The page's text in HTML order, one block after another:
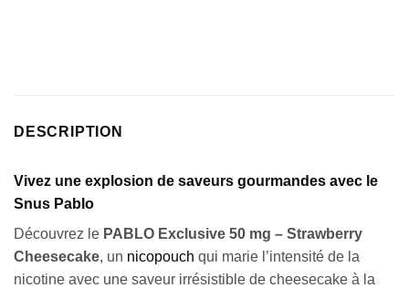
DESCRIPTION
Vivez une explosion de saveurs gourmandes avec le
Snus Pablo
Découvrez le PABLO Exclusive 50 mg – Strawberry
Cheesecake, un nicopouch qui marie l’intensité de la
nicotine avec une saveur irrésistible de cheesecake à la